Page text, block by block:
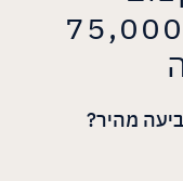
הגשת תביעה עד 75,000
מהיר?